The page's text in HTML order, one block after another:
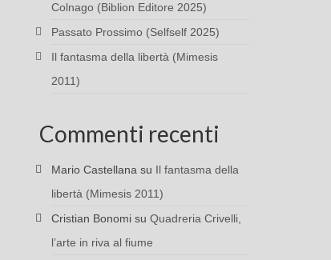
Colnago (Biblion Editore 2025)
Passato Prossimo (Selfself 2025)
Il fantasma della libertà (Mimesis
2011)
Commenti recenti
Mario Castellana su Il fantasma della
libertà (Mimesis 2011)
Cristian Bonomisu Quadreria Crivelli,
l’arte in riva al fiume